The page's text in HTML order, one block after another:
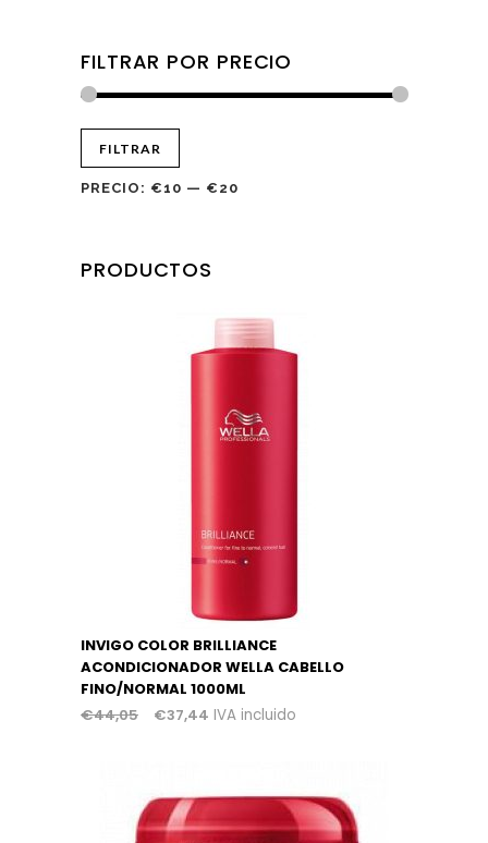
FILTRAR POR PRECIO
FILTRAR
PRECIO: €10 — €20
PRODUCTOS
INVIGO COLOR BRILLIANCE
ACONDICIONADOR WELLA CABELLO
FINO/NORMAL 1000ML
€44,05 €37,44 IVA incluido